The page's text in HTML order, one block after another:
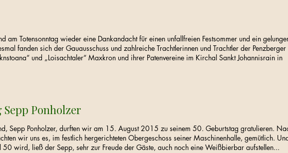
am Totensonntag wieder eine Dankandacht für einen unfallfreien Festsommer und ein
fanden sich der Gauausschuss und zahlreiche Trachtlerinnen und Trachtler der Penzberger
und „Loisachtaler“ Maxkron und ihrer Patenvereine im Kirchal Sankt Johannisrain in
Sepp Ponholzer
Sepp Ponholzer, durften wir am 15. August 2015 zu seinem 50. Geburtstag gratulieren.
wir uns es, im festlich hergerichteten Obergeschoss seiner Maschinenhalle, gemütlich.
50 wird, ließ der Sepp, sehr zur Freude der Gäste, auch noch eine Weißbierbar aufstellen...